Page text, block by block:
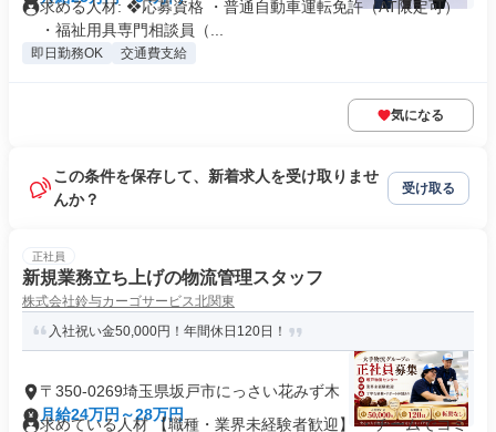
求める人材: ❖応募資格 ・普通自動車運転免許（AT限定可）
・福祉用具専門相談員（...
即日勤務OK 交通費支給
気になる
この条件を保存して、新着求人を受け取りませ
んか？
受け取る
正社員
新規業務立ち上げの物流管理スタッフ
株式会社鈴与カーゴサービス北関東
入社祝い金50,000円！年間休日120日！
〒350-0269埼玉県坂戸市にっさい花みず木
月給24万円～28万円
求めている人材 【職種・業界未経験者歓迎】 ・チームでコミ